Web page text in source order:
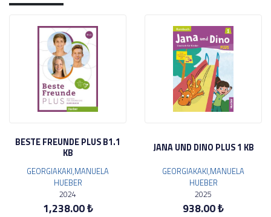
BESTE FREUNDE PLUS B1.1
KB
GEORGIAKAKI,MANUELA
HUEBER
2024
1,238.00 ₺
JANA UND DINO PLUS 1 KB
GEORGIAKAKI,MANUELA
HUEBER
2025
938.00 ₺